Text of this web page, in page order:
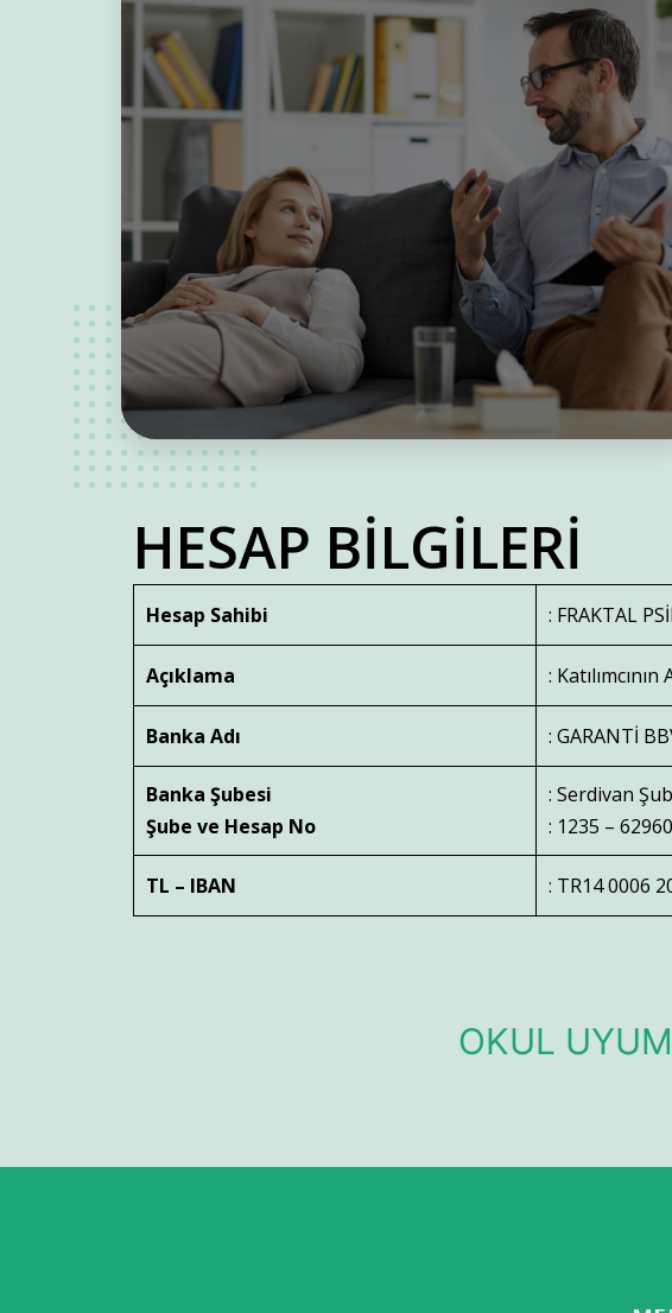
HESAP BİLGİLERİ
Hesap Sahibi : FRAKTAL
Açıklama : Katılımcının
Banka Adı : GARANTİ
Banka Şubesi
Şube ve Hesap No
: Serdivan
: 1235 –
TL – IBAN : TR14 0006
OKUL